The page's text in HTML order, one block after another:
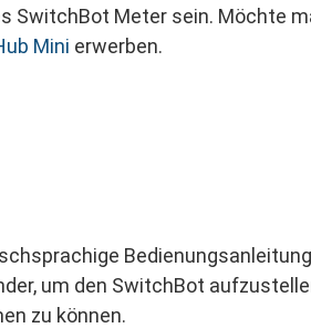
SwitchBot Meter sein. Möchte
Mini erwerben.
um den SwitchBot
zu können.